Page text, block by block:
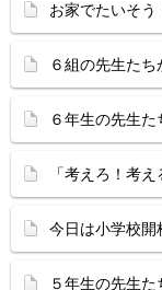
お家でたいそう
６組の先生た
６年生の先生
「考えろ！考え
今日は小学校開
５年生の先生